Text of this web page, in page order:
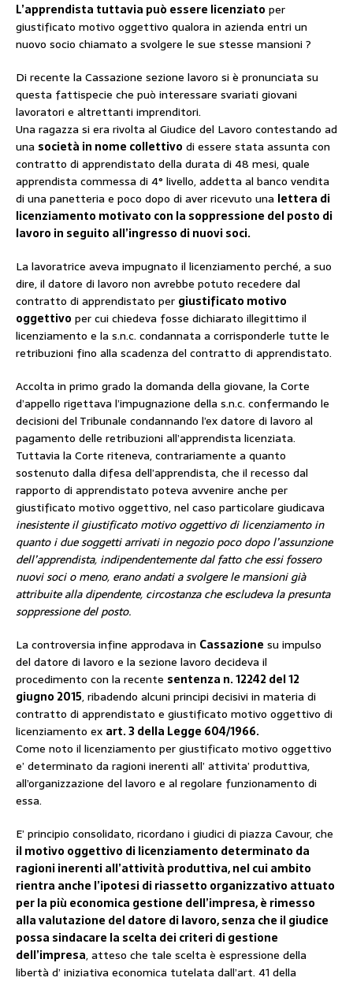
L’apprendista tuttavia può essere licenziato per
giustificato motivo oggettivo qualora in azienda entri un
nuovo socio chiamato a svolgere le sue stesse mansioni ?
Di recente la Cassazione sezione lavoro si è pronunciata su
questa fattispecie che può interessare svariati giovani
lavoratori e altrettanti imprenditori.
Una ragazza si era rivolta al Giudice del Lavoro contestando ad
una società in nome collettivo di essere stata assunta con
contratto di apprendistato della durata di 48 mesi, quale
apprendista commessa di 4° livello, addetta al banco vendita
di una panetteria e poco dopo di aver ricevuto una lettera di
licenziamento motivato con la soppressione del posto di
lavoro in seguito all’ingresso di nuovi soci.
La lavoratrice aveva impugnato il licenziamento perché, a suo
dire, il datore di lavoro non avrebbe potuto recedere dal
contratto di apprendistato per giustificato motivo
oggettivo per cui chiedeva fosse dichiarato illegittimo il
licenziamento e la s.n.c. condannata a corrisponderle tutte le
retribuzioni fino alla scadenza del contratto di apprendistato.
Accolta in primo grado la domanda della giovane, la Corte
d’appello rigettava l’impugnazione della s.n.c. confermando le
decisioni del Tribunale condannando l’ex datore di lavoro al
pagamento delle retribuzioni all’apprendista licenziata.
Tuttavia la Corte riteneva, contrariamente a quanto
sostenuto dalla difesa dell’apprendista, che il recesso dal
rapporto di apprendistato poteva avvenire anche per
giustificato motivo oggettivo, nel caso particolare giudicava
inesistente il giustificato motivo oggettivo di licenziamento in
quanto i due soggetti arrivati in negozio poco dopo l’assunzione
dell’apprendista, indipendentemente dal fatto che essi fossero
nuovi soci o meno, erano andati a svolgere le mansioni già
attribuite alla dipendente, circostanza che escludeva la presunta
soppressione del posto.
La controversia infine approdava in Cassazione su impulso
del datore di lavoro e la sezione lavoro decideva il
procedimento con la recente sentenza n. 12242 del 12
giugno 2015, ribadendo alcuni principi decisivi in materia di
contratto di apprendistato e giustificato motivo oggettivo di
licenziamento ex art. 3 della Legge 604/1966.
Come noto il licenziamento per giustificato motivo oggettivo
e’ determinato da ragioni inerenti all’ attivita’ produttiva,
all’organizzazione del lavoro e al regolare funzionamento di
essa.
E’ principio consolidato, ricordano i giudici di piazza Cavour, che
il motivo oggettivo di licenziamento determinato da
ragioni inerenti all’attività produttiva, nel cui ambito
rientra anche l’ipotesi di riassetto organizzativo attuato
per la più economica gestione dell’impresa, è rimesso
alla valutazione del datore di lavoro, senza che il giudice
possa sindacare la scelta dei criteri di gestione
dell’impresa, atteso che tale scelta è espressione della
libertà d’ iniziativa economica tutelata dall’art. 41 della